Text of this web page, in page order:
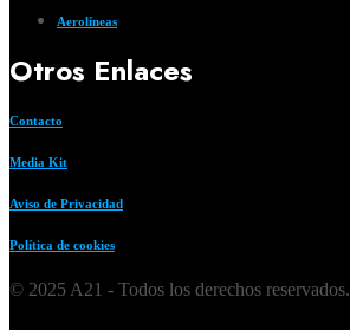
Aerolíneas
Otros Enlaces
Contacto
Media Kit
Aviso de Privacidad
Política de cookies
© 2025 A21 - Todos los derechos reservados.